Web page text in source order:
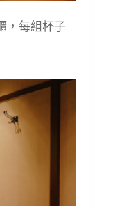
，每組杯子